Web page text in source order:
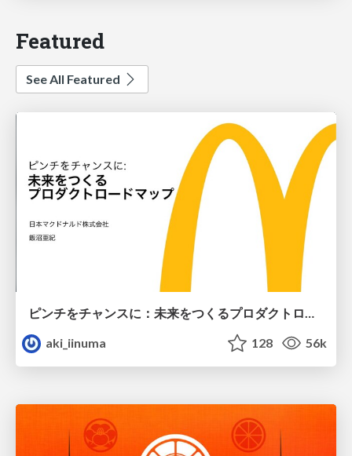
Featured
See All Featured
ピンチをチャンスに：未来をつくるプロダクトロードマップ #pmconf2020
aki_iinuma
128 56k